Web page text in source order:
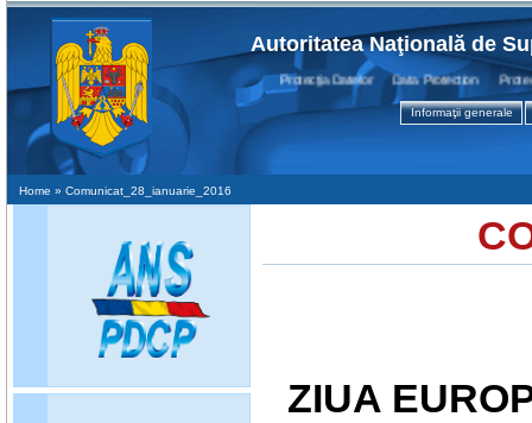
Autoritatea Naţională de
Protecţia Datelor Data Protection Protection
Informaţii generale
Home » Comunicat_28_ianuarie_2016
ZIUA